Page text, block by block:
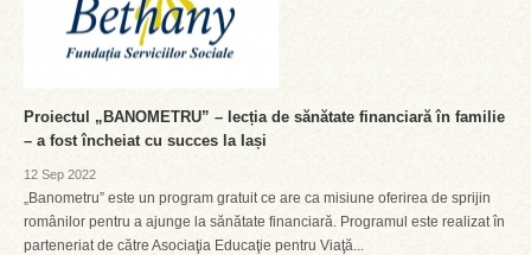
Proiectul „BANOMETRU” – lecția de sănătate financiară în familie
– a fost încheiat cu succes la Iași
12 Sep 2022
„Banometru” este un program gratuit ce are ca misiune oferirea de sprijin
românilor pentru a ajunge la sănătate financiară. Programul este realizat în
parteneriat de către Asociaţia Educaţie pentru Viaţă...